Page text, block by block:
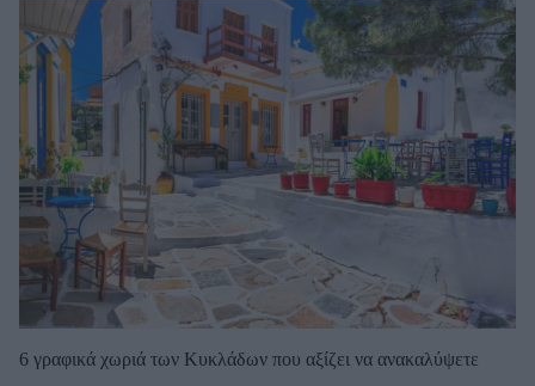
6 γραφικά χωριά των Κυκλάδων που αξίζει να ανακαλύψετε